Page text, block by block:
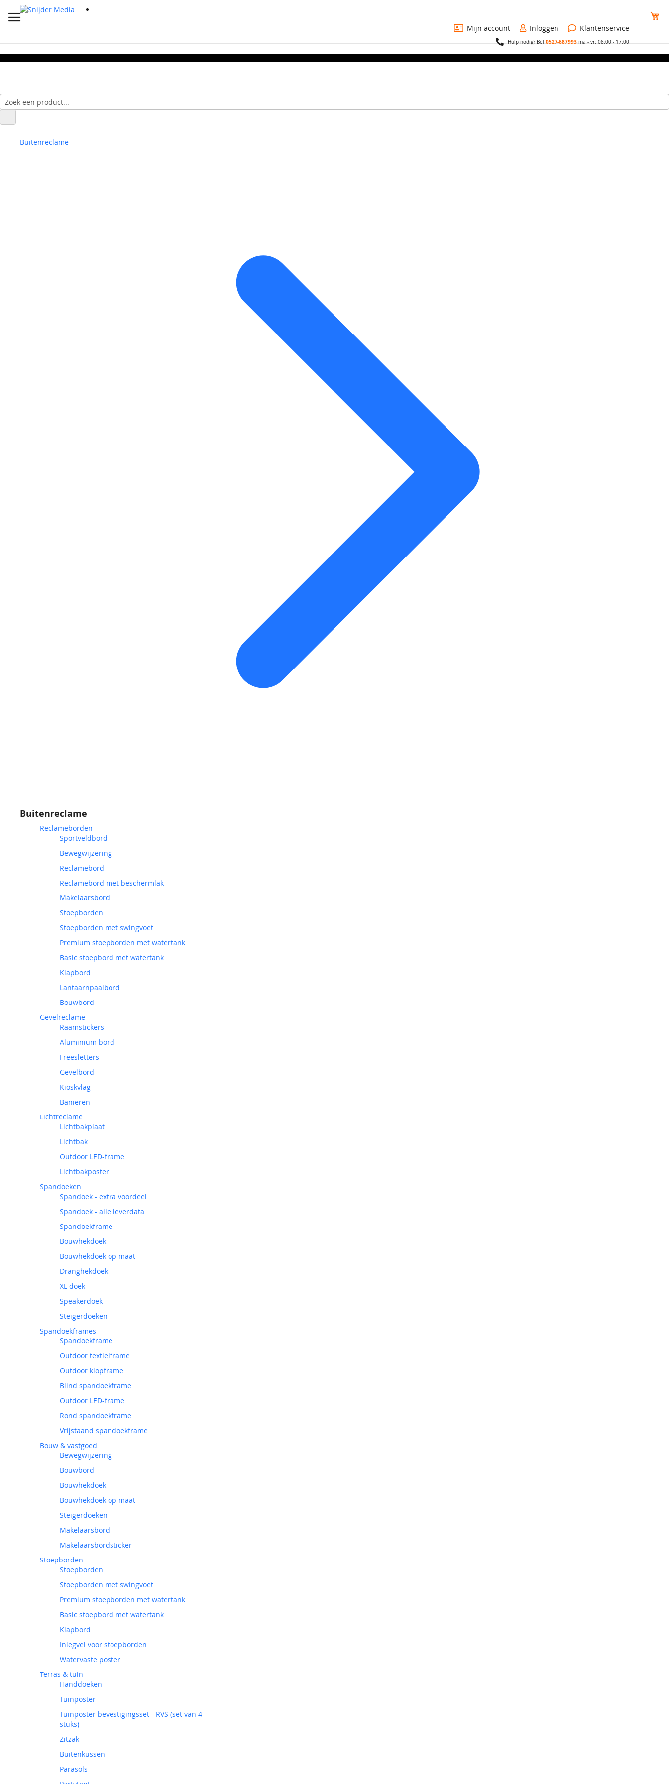
Mijn account
Inloggen Klantenservice
Hulp nodig? Bel0527-687993ma - vr: 08:00 - 17:00
Buitenreclame
Buitenreclame
Reclameborden
Sportveldbord
Bewegwijzering
Reclamebord
Reclamebord met beschermlak
Makelaarsbord
Stoepborden
Stoepborden met swingvoet
Premium stoepborden met watertank
Basic stoepbord met watertank
Klapbord
Lantaarnpaalbord
Bouwbord
Gevelreclame
Raamstickers
Aluminium bord
Freesletters
Gevelbord
Kioskvlag
Banieren
Lichtreclame
Lichtbakplaat
Lichtbak
Outdoor LED-frame
Lichtbakposter
Spandoeken
Spandoek - extra voordeel
Spandoek - alle leverdata
Spandoekframe
Bouwhekdoek
Bouwhekdoek op maat
Dranghekdoek
XL doek
Speakerdoek
Steigerdoeken
Spandoekframes
Spandoekframe
Outdoor textielframe
Outdoor klopframe
Blind spandoekframe
Outdoor LED-frame
Rond spandoekframe
Vrijstaand spandoekframe
Bouw & vastgoed
Bewegwijzering
Bouwbord
Bouwhekdoek
Bouwhekdoek op maat
Steigerdoeken
Makelaarsbord
Makelaarsbordsticker
Stoepborden
Stoepborden
Stoepborden met swingvoet
Premium stoepborden met watertank
Basic stoepbord met watertank
Klapbord
Inlegvel voor stoepborden
Watervaste poster
Terras & tuin
Handdoeken
Tuinposter
Tuinposter bevestigingsset - RVS (set van 4
stuks)
Zitzak
Buitenkussen
Parasols